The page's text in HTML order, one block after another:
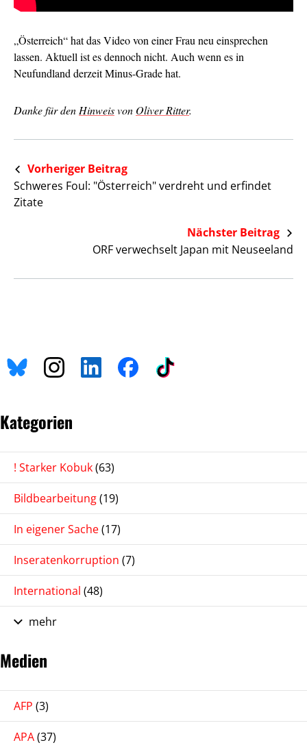
„Österreich“ hat das Video von einer Frau neu einsprechen
lassen. Aktuell ist es dennoch nicht. Auch wenn es in
Neufundland derzeit Minus-Grade hat.
Danke für den Hinweisvon Oliver Ritter.
Vorheriger Beitrag
Schweres Foul: "Österreich" verdreht und erfindet
Zitate
Nächster Beitrag
ORF verwechselt Japan mit Neuseeland
Kategorien
! Starker Kobuk(63)
Bildbearbeitung(19)
In eigener Sache(17)
Inseratenkorruption (7)
International (48)
mehr
Medien
AFP (3)
APA(37)